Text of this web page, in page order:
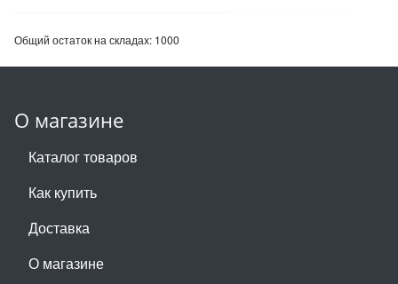
Общий остаток на складах: 1000
О магазине
Каталог товаров
Как купить
Доставка
О магазине